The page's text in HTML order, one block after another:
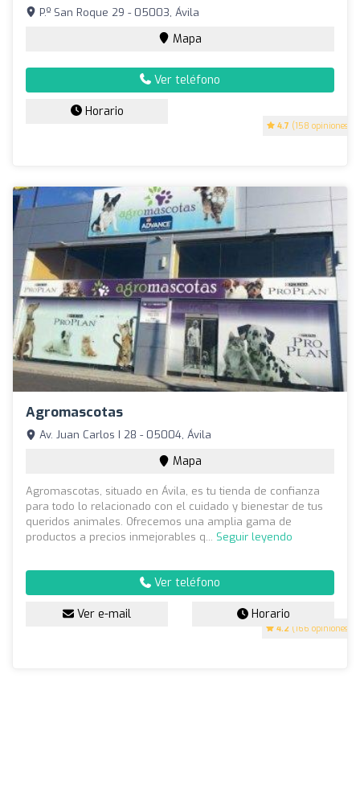
4.7 (158 opiniones)
P.º San Roque 29 - 05003, Ávila
Mapa
Ver teléfono
Horario
Agromascotas
4.2 (166 opiniones)
Av. Juan Carlos I 28 - 05004, Ávila
Mapa
Agromascotas, situado en Ávila, es tu tienda de confianza
para todo lo relacionado con el cuidado y bienestar de tus
queridos animales. Ofrecemos una amplia gama de
productos a precios inmejorables q... Seguir leyendo
Ver teléfono
Ver e-mail Horario